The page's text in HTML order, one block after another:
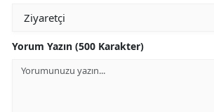
Yorum Yazın (500 Karakter)